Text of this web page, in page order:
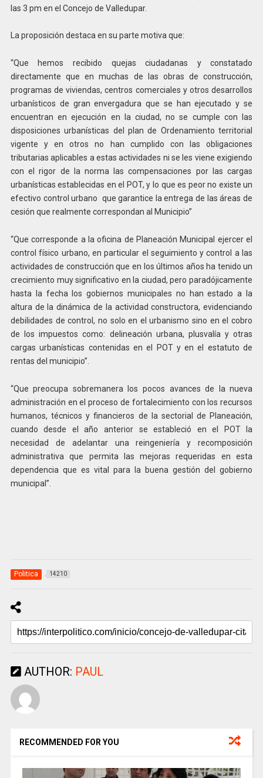
las 3 pm en el Concejo de Valledupar.
La proposición destaca en su parte motiva que:
“Que hemos recibido quejas ciudadanas y constatado
directamente que en muchas de las obras de construcción,
programas de viviendas, centros comerciales y otros desarrollos
urbanísticos de gran envergadura que se han ejecutado y se
encuentran en ejecución en la ciudad, no se cumple con las
disposiciones urbanísticas del plan de Ordenamiento territorial
vigente y en otros no han cumplido con las obligaciones
tributarias aplicables a estas actividades ni se les viene exigiendo
con el rigor de la norma las compensaciones por las cargas
urbanísticas establecidas en el POT, y lo que es peor no existe un
efectivo control urbano que garantice la entrega de las áreas de
cesión que realmente correspondan al Municipio”
“Que corresponde a la oficina de Planeación Municipal ejercer el
control físico urbano, en particular el seguimiento y control a las
actividades de construcción que en los últimos años ha tenido un
crecimiento muy significativo en la ciudad, pero paradójicamente
hasta la fecha los gobiernos municipales no han estado a la
altura de la dinámica de la actividad constructora, evidenciando
debilidades de control, no solo en el urbanismo sino en el cobro
de los impuestos como: delineación urbana, plusvalía y otras
cargas urbanísticas contenidas en el POT y en el estatuto de
rentas del municipio”.
“Que preocupa sobremanera los pocos avances de la nueva
administración en el proceso de fortalecimiento con los recursos
humanos, técnicos y financieros de la sectorial de Planeación,
cuando desde el año anterior se estableció en el POT la
necesidad de adelantar una reingeniería y recomposición
administrativa que permita las mejoras requeridas en esta
dependencia que es vital para la buena gestión del gobierno
municipal”.
Politica 14210
AUTHOR: PAUL
RECOMMENDED FOR YOU